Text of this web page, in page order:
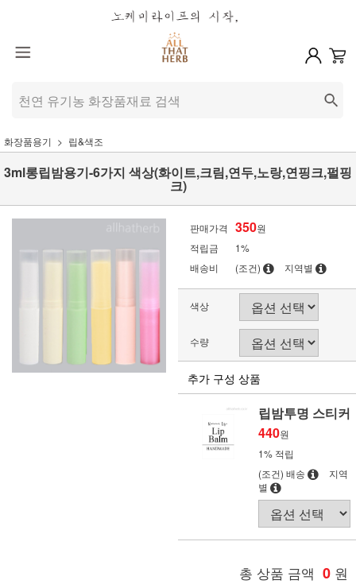
화장품용기 립&색조
3ml롱립밤용기-6가지 색상(화이트,크림,연두,노랑,연핑크,펄핑
크)
판매가격 350원
적립금
1%
배송비
(조건) 지역별
색상
수량
추가 구성 상품
립밤투명 스티커
440원
1% 적립
(조건) 배송
지역
별
총 상품 금액 0 원